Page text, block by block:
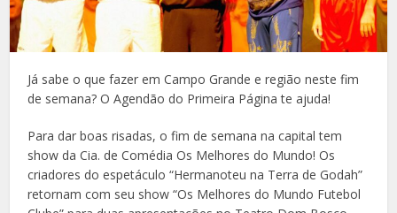
Já sabe o que fazer em Campo Grande e região neste fim
de semana? O Agendão do Primeira Página te ajuda!
Para dar boas risadas, o fim de semana na capital tem
show da Cia. de Comédia Os Melhores do Mundo! Os
criadores do espetáculo “Hermanoteu na Terra de Godah”
retornam com seu show “Os Melhores do Mundo Futebol